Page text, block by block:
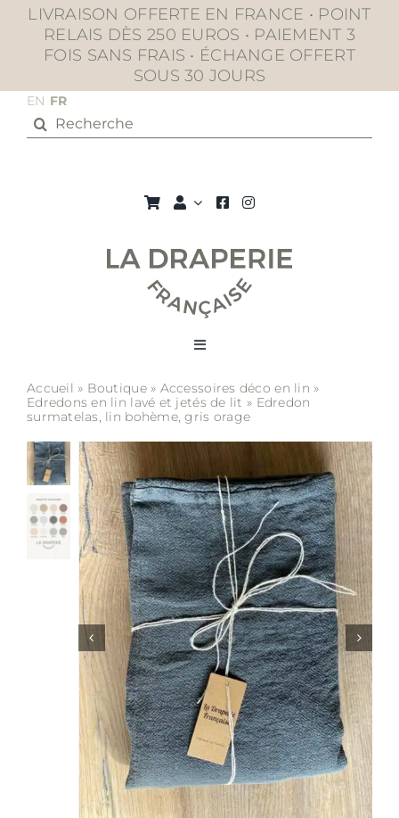
Passer
contenu
LIVRAISON OFFERTE EN FRANCE • POINT
RELAIS DÈS 250 EUROS • PAIEMENT 3
FOIS SANS FRAIS • ÉCHANGE OFFERT
SOUS 30 JOURS
EN FR
Rechercher:
Toggle
La boutique
Soldes
Matières
Entretien
Partenaires
La marque
Accueil » Boutique» Accessoires déco en lin »
Edredons en lin lavé et jetés de lit » Edredon
surmatelas, lin bohème, gris orage